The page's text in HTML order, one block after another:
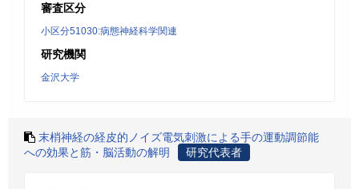
審査区分
小区分51030:病態神経科学関連
研究機関
金沢大学
末梢神経の経皮的ノイズ電気刺激による手の運動調節能
への効果と筋・脳活動の解明
研究代表者